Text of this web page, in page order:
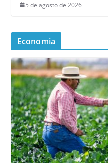
5 de agosto de 2026
Economia